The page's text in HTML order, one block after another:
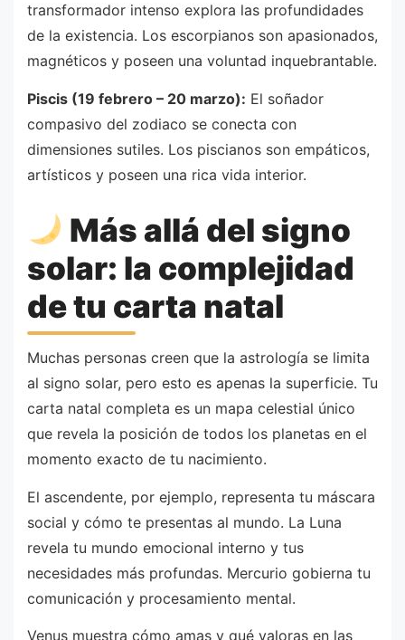
transformador intenso explora las profundidades
de la existencia. Los escorpianos son apasionados,
magnéticos y poseen una voluntad inquebrantable.
Piscis (19 febrero – 20 marzo): El soñador
compasivo del zodiaco se conecta con
dimensiones sutiles. Los piscianos son empáticos,
artísticos y poseen una rica vida interior.
Más allá del signo
solar: la complejidad
de tu carta natal
Muchas personas creen que la astrología se limita
al signo solar, pero esto es apenas la superficie. Tu
carta natal completa es un mapa celestial único
que revela la posición de todos los planetas en el
momento exacto de tu nacimiento.
El ascendente, por ejemplo, representa tu máscara
social y cómo te presentas al mundo. La Luna
revela tu mundo emocional interno y tus
necesidades más profundas. Mercurio gobierna tu
comunicación y procesamiento mental.
Venus muestra cómo amas y qué valoras en las